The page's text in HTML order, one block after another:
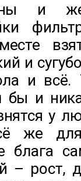
и
и
и всё.
бы и
у
же
блага
– рост,